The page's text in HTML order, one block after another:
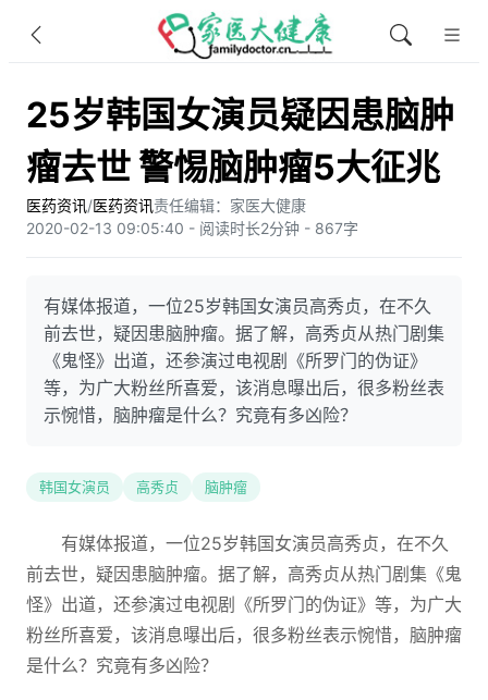
25岁韩国女演员疑因患脑肿
瘤去世 警惕脑肿瘤5大征兆
医药资讯/医药资讯责任编辑：家医大健康
2020-02-13 09:05:40 - 阅读时长2分钟 - 867字
有媒体报道，一位25岁韩国女演员高秀贞，在不久
前去世，疑因患脑肿瘤。据了解，高秀贞从热门剧集
《鬼怪》出道，还参演过电视剧《所罗门的伪证》
等，为广大粉丝所喜爱，该消息曝出后，很多粉丝表
示惋惜，脑肿瘤是什么？究竟有多凶险？
韩国女演员 高秀贞 脑肿瘤
有媒体报道，一位25岁韩国女演员高秀贞，在不久
前去世，疑因患脑肿瘤。据了解，高秀贞从热门剧集《鬼
怪》出道，还参演过电视剧《所罗门的伪证》等，为广大
粉丝所喜爱，该消息曝出后，很多粉丝表示惋惜，脑肿瘤
是什么？究竟有多凶险？